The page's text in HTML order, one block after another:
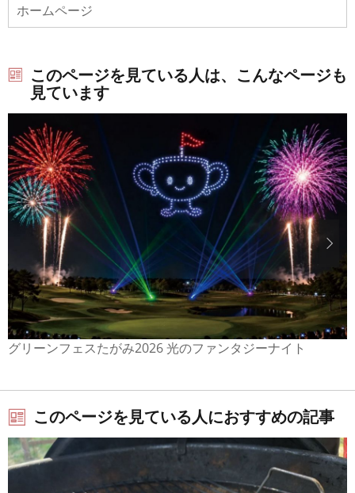
ホームページ
このページを見ている人は、こんなページも
見ています
グリーンフェスたがみ2026 光のファンタジーナイト
このページを見ている人におすすめの記事